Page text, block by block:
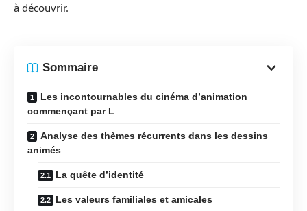
à découvrir.
Sommaire
Les incontournables du cinéma d’animation
commençant par L
Analyse des thèmes récurrents dans les dessins
animés
La quête d’identité
Les valeurs familiales et amicales